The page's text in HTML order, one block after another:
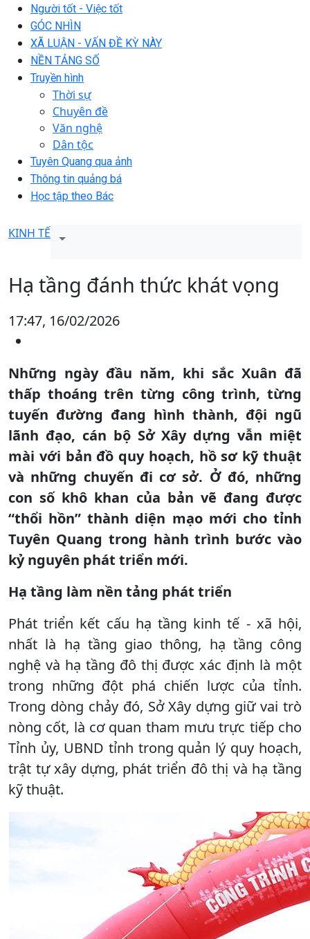
Người tốt - Việc tốt
GÓC NHÌN
XÃ LUẬN - VẤN ĐỀ KỲ NÀY
NỀN TẢNG SỐ
Truyền hình
Thời sự
Chuyên đề
Văn nghệ
Dân tộc
Tuyên Quang qua ảnh
Thông tin quảng bá
Học tập theo Bác
KINH TẾ
Hạ tầng đánh thức khát vọng
17:47, 16/02/2026
Những ngày đầu năm, khi sắc Xuân đã
thấp thoáng trên từng công trình, từng
tuyến đường đang hình thành, đội ngũ
lãnh đạo, cán bộ Sở Xây dựng vẫn miệt
mài với bản đồ quy hoạch, hồ sơ kỹ thuật
và những chuyến đi cơ sở. Ở đó, những
con số khô khan của bản vẽ đang được
“thổi hồn” thành diện mạo mới cho tỉnh
Tuyên Quang trong hành trình bước vào
kỷ nguyên phát triển mới.
Hạ tầng làm nền tảng phát triển
Phát triển kết cấu hạ tầng kinh tế - xã hội,
nhất là hạ tầng giao thông, hạ tầng công
nghệ và hạ tầng đô thị được xác định là một
trong những đột phá chiến lược của tỉnh.
Trong dòng chảy đó, Sở Xây dựng giữ vai trò
nòng cốt, là cơ quan tham mưu trực tiếp cho
Tỉnh ủy, UBND tỉnh trong quản lý quy hoạch,
trật tự xây dựng, phát triển đô thị và hạ tầng
kỹ thuật.